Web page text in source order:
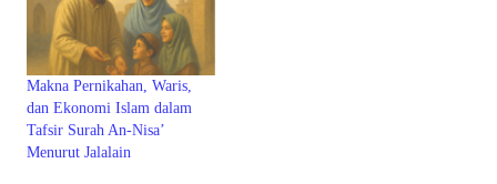
Makna Pernikahan, Waris,
dan Ekonomi Islam dalam
Tafsir Surah An-Nisa’
Menurut Jalalain